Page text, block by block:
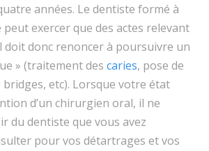
années. Le dentiste formé à
exercer que des actes relevant
doit donc renoncer à poursuivre un
» (traitement des caries, pose de
etc). Lorsque votre état
d’un chirurgien oral, il ne
du dentiste que vous avez
pour vos détartrages et vos